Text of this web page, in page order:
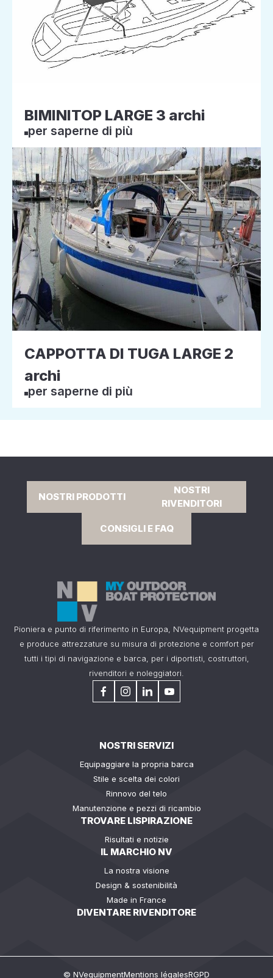
BIMINITOP LARGE 3 archi
per saperne di più
CAPPOTTA DI TUGA LARGE 2
archi
per saperne di più
NOSTRI PRODOTTI
NOSTRI
RIVENDITORI
CONSIGLI E FAQ
Pioniera e punto di riferimento in Europa, NVequipment progetta
e produce attrezzature su misura di protezione e comfort per
tutti i tipi di navigazione e barca, per i diportisti, costruttori,
rivenditori e noleggiatori.
NOSTRI SERVIZI
Equipaggiare la propria barca
Stile e scelta dei colori
Rinnovo del telo
Manutenzione e pezzi di ricambio
TROVARE LISPIRAZIONE
Risultati e notizie
IL MARCHIO NV
La nostra visione
Design & sostenibilità
Made in France
DIVENTARE RIVENDITORE
© NVequipmentMentions légalesRGPD